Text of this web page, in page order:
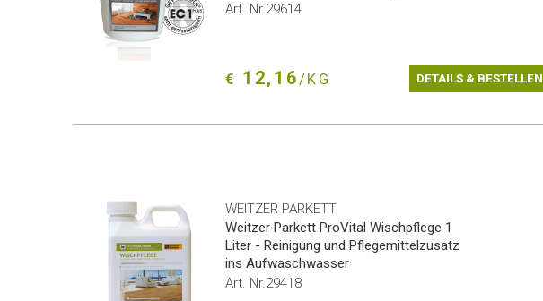
Art. Nr.29614
€ 12,16 /KG DETAILS & BESTELLEN
WEITZER PARKETT
Weitzer Parkett ProVital Wischpflege 1
Liter - Reinigung und Pflegemittelzusatz
ins Aufwaschwasser
Art. Nr.29418